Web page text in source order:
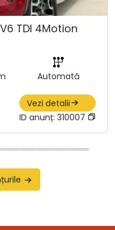
TDI 4Motion
Automată
Vezi detalii
ID anunț: 310007